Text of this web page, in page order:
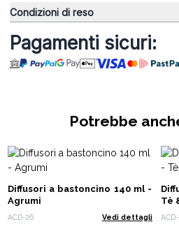
Condizioni di reso
Pagamenti sicuri:
Potrebbe
Diffusori a bastoncino 140 ml -
Agrumi
ACD-26 Vedi dettagli
Tè
ACD-